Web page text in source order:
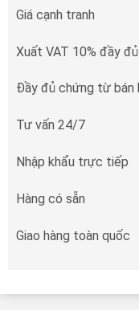
Giá cạnh tranh
Xuất VAT 10% đầy đủ
Đầy đủ chứng từ bán
Tư vấn 24/7
Nhập khẩu trực tiếp
Hàng có sẵn
Giao hàng toàn quốc